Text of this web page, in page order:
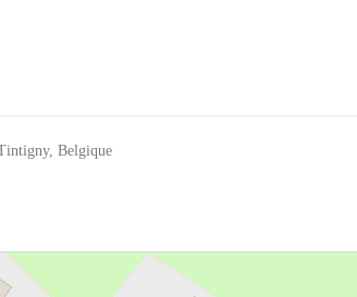
Belgique